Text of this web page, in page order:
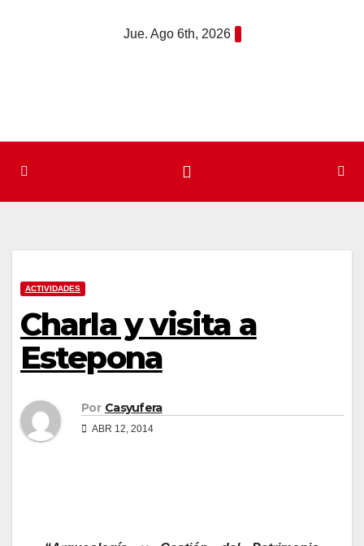
Jue. Ago 6th, 2026
ACTIVIDADES
Charla y visita a
Estepona
Por Casyufera
ABR 12, 2014